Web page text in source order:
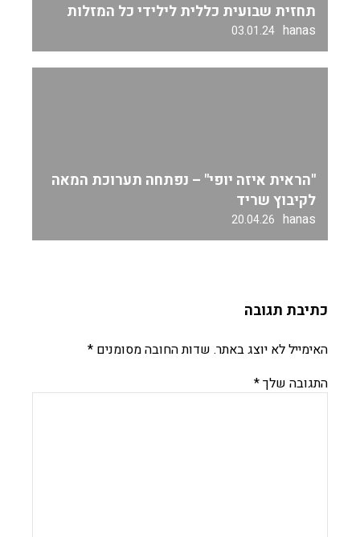
תחזית שבועית כללית לילידי כל המזלות
hanas
03.01.24
"הראית איזה יופי" – נפתחה תערוכת המאה
לקיבוץ שריד
hanas
20.04.26
כתיבת תגובה
האימייל לא יוצג באתר. שדות החובה מסומנים *
התגובה שלך*